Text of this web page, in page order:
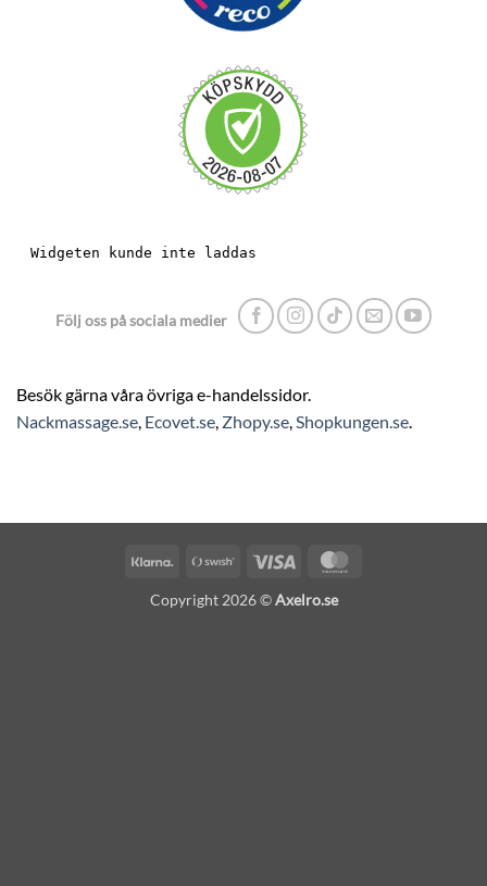
Följ oss på sociala medier
Besök gärna våra övriga e-handelssidor.
Nackmassage.se Ecovet.se Zhopy.se Shopkungen.se
Klarna
Swish
Visa
Copyright 2026 ©Axelro.se